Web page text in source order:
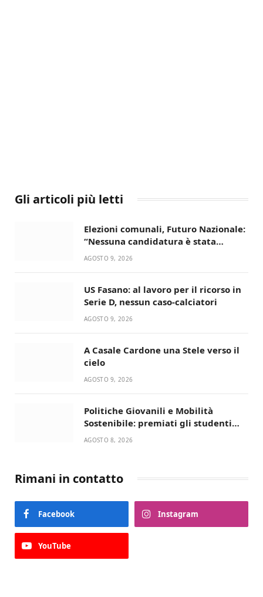
Gli articoli più letti
Elezioni comunali, Futuro Nazionale:
“Nessuna candidatura è stata
ancora decisa”
AGOSTO 9, 2026
US Fasano: al lavoro per il ricorso in
Serie D, nessun caso-calciatori
AGOSTO 9, 2026
A Casale Cardone una Stele verso il
cielo
AGOSTO 9, 2026
Politiche Giovanili e Mobilità
Sostenibile: premiati gli studenti
universitari del bando “La strada
AGOSTO 8, 2026
Rimani in contatto
Facebook Instagram
YouTube